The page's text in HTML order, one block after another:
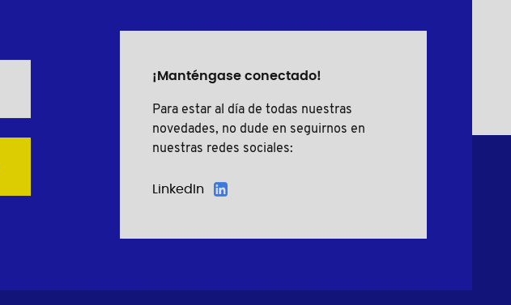
¡Manténgase conectado!
Para estar al día de todas nuestras
novedades, no dude en seguirnos en
nuestras redes sociales:
LinkedIn